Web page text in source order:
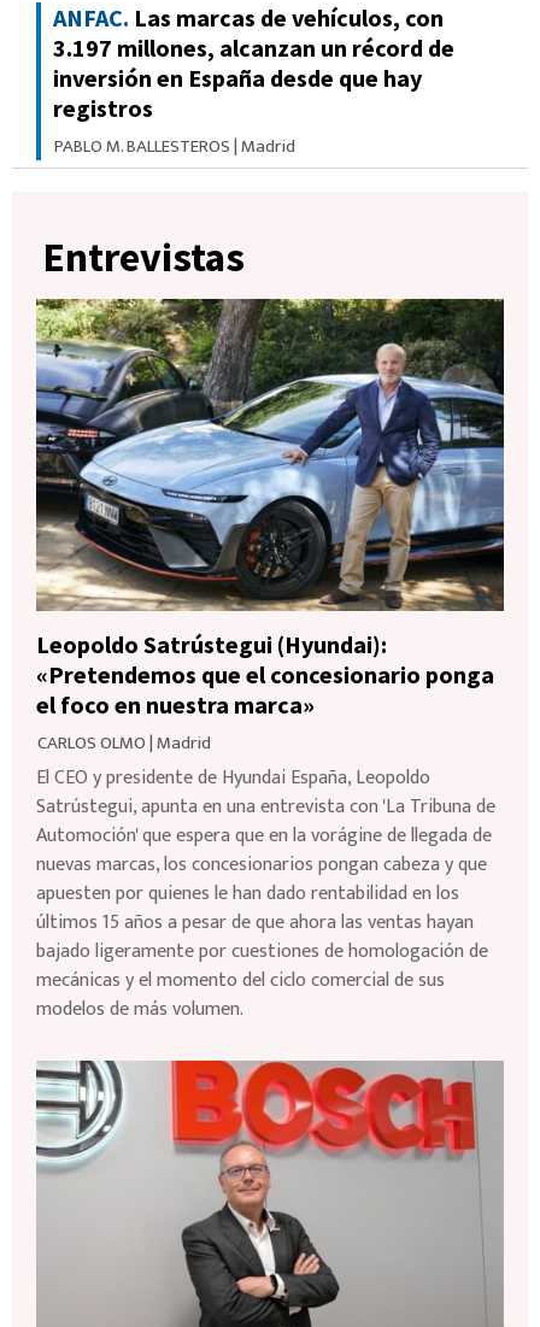
ANFAC. Las marcas de vehículos, con
3.197 millones, alcanzan un récord de
inversión en España desde que hay
registros
PABLO M. BALLESTEROS|Madrid
Entrevistas
Leopoldo Satrústegui (Hyundai):
«Pretendemos que el concesionario ponga
el foco en nuestra marca»
CARLOS OLMO|Madrid
El CEO y presidente de Hyundai España, Leopoldo
Satrústegui, apunta en una entrevista con 'La Tribuna de
Automoción' que espera que en la vorágine de llegada de
nuevas marcas, los concesionarios pongan cabeza y que
apuesten por quienes le han dado rentabilidad en los
últimos 15 años a pesar de que ahora las ventas hayan
bajado ligeramente por cuestiones de homologación de
mecánicas y el momento del ciclo comercial de sus
modelos de más volumen.